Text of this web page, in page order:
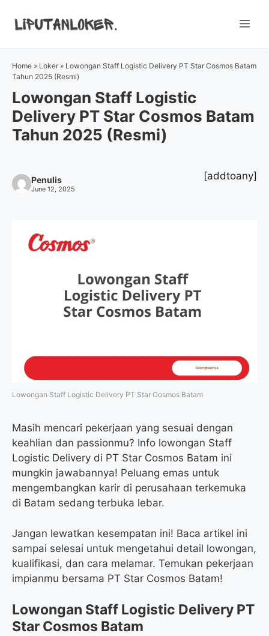
Home » Loker » Lowongan Staff Logistic Delivery PT Star Cosmos Batam
Tahun 2025 (Resmi)
Lowongan Staff Logistic
Delivery PT Star Cosmos Batam
Tahun 2025 (Resmi)
Penulis
June 12, 2025
[addtoany]
Lowongan Staff Logistic Delivery PT Star Cosmos Batam
Masih mencari pekerjaan yang sesuai dengan
keahlian dan passionmu? Info lowongan Staff
Logistic Delivery di PT Star Cosmos Batam ini
mungkin jawabannya! Peluang emas untuk
mengembangkan karir di perusahaan terkemuka
di Batam sedang terbuka lebar.
Jangan lewatkan kesempatan ini! Baca artikel ini
sampai selesai untuk mengetahui detail lowongan,
kualifikasi, dan cara melamar. Temukan pekerjaan
impianmu bersama PT Star Cosmos Batam!
Lowongan Staff Logistic Delivery PT
Star Cosmos Batam